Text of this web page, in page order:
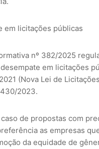
em licitações públicas
nº 382/2025
em licitações
(Nova Lei de
2023.
de propostas com
as empresas
da equidade de